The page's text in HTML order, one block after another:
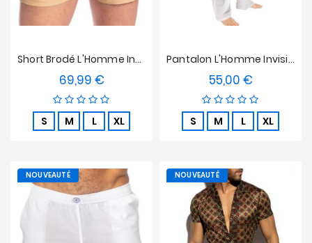
Short Brodé L'Homme Invisible - Bloom
69,99 €Prix
S M L XL
Pantalon L'Homme Invisible - Epure Blanc
55,00 €Prix
S M L XL
NOUVEAUTÉ NOUVEAUTÉ